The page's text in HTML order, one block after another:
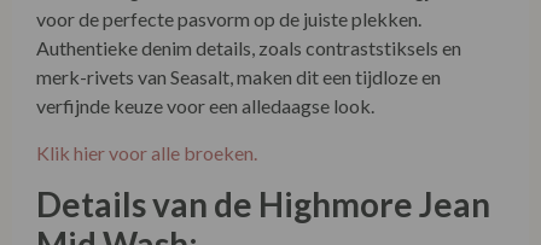
heeft de Highmore een aansluitende pasvorm over de
heupen en bovenbenen, waarna hij subtiel uitloopt om je
optisch langer te laten lijken en te flatteren. Gemaakt van
zacht biologisch katoenen denim met een vleugje stretch
Authentieke denim details, zoals contraststiksels en
merk-rivets van Seasalt, maken dit een tijdloze en
verfijnde keuze voor een alledaagse look.